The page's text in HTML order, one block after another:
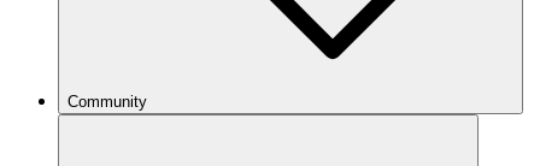
Community